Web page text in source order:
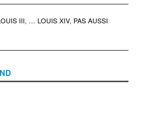
III, … LOUIS XIV, PAS AUSSI